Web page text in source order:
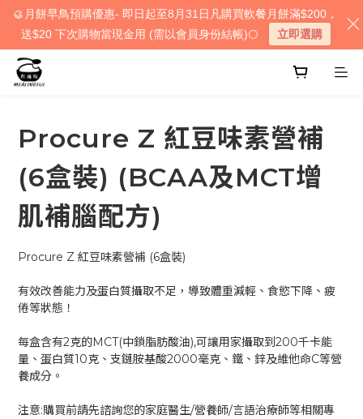
Procure Z 紅豆味素營補
(6盒裝) (BCAA及MCT增
肌補腦配方)
Procure Z 紅豆味素營補 (6盒裝)
有效改善能力及蛋白質攝取不足，導致體重減輕、食慾下降、疲
倦等狀態！
每盒含有2克的MCT(中鎖脂肪酸油),可讓用家攝取到200千卡能
量、蛋白質10克、支鏈胺基酸2000毫克、鐵、鋅及維他命C等營
養成分。
注意:購買前請先諮詢您的家庭醫生/營養師/言語治療師等相關專
🥮月餅早鳥預購優惠- 即日起至8月31日凡購買軟餐月餅滿$200，
送$20 下次購物當現金用 (需以會員身份結帳)🌕
立即選購